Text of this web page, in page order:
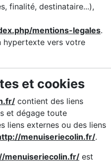
finalité, destinataire...),
mentions-legales.
hypertexte vers votre
et cookies
contient des liens
et dégage toute
liens externes ou des liens
menuiseriecolin.fr/.
menuiseriecolin.fr/ est